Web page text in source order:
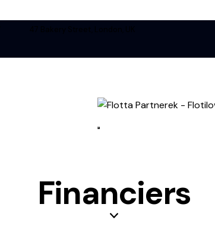
Financiers